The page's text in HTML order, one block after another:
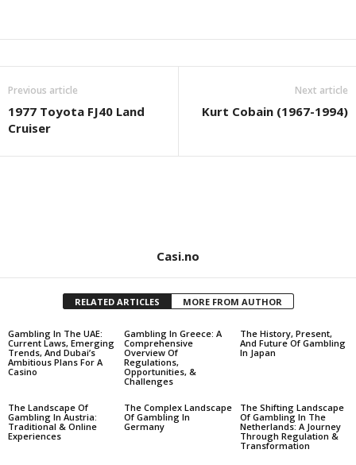
Previous article
1977 Toyota FJ40 Land
Cruiser
Next article
Kurt Cobain (1967-1994)
Casi.no
RELATED ARTICLES MORE FROM AUTHOR
Gambling In The UAE:
Current Laws, Emerging
Trends, And Dubai’s
Ambitious Plans For A
Casino
Gambling In Greece: A
Comprehensive
Overview Of
Regulations,
Opportunities, &
Challenges
The History, Present,
And Future Of Gambling
In Japan
The Landscape Of
Gambling In Austria:
Traditional & Online
Experiences
The Complex Landscape
Of Gambling In
Germany
The Shifting Landscape
Of Gambling In The
Netherlands: A Journey
Through Regulation &
Transformation